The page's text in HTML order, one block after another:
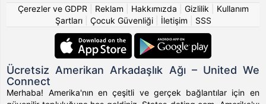
Çerezler ve GDPR
Reklam Hakkımızda Gizlilik
Kullanım
Şartları| Çocuk Güvenliği| İletişim SSS
Ücretsiz Amerikan Arkadaşlık Ağı – United We
Connect
Merhaba! Amerika'nın en çeşitli ve gerçek bağlantılar için en